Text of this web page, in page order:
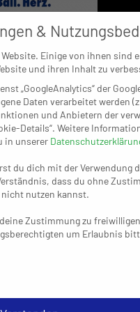
und seine Spieler haben
Monaten noch gut in
einiges
doch mittlerweile ist der
einem ausgeglichenen
angekommen. Nach
TV Jahn Köln-Wahn
überhaupt nichts zu
gerade nach dem
starke 6:0-Abwehr mit
einen Seite ganz gerne.
Arbeit wartet: „Weiden
&
Einige von ihnen sind
und ihren Inhalt zu
„GoogleAnalytics“ der
Daten verarbeitet werden
und Anbietern der
Details“. Weitere
in unserer
du dich mit der Verwendung
dass du ohne
nutzen kannst.
Zustimmung zu
um Erlaubnis